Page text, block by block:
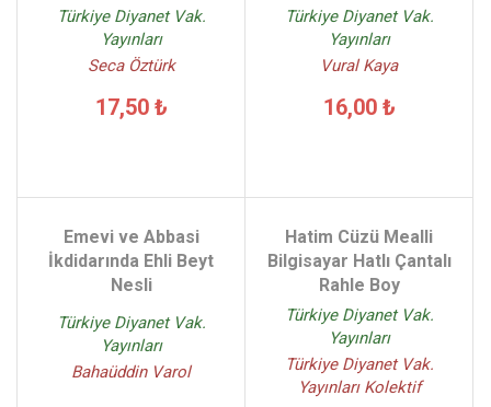
Türkiye Diyanet Vak.
Yayınları
Seca Öztürk
17,50 ₺
Türkiye Diyanet Vak.
Yayınları
Vural Kaya
16,00 ₺
Emevi ve Abbasi
İkdidarında Ehli Beyt
Nesli
Türkiye Diyanet Vak.
Yayınları
Bahaüddin Varol
Hatim Cüzü Mealli
Bilgisayar Hatlı Çantalı
Rahle Boy
Türkiye Diyanet Vak.
Yayınları
Türkiye Diyanet Vak.
Yayınları Kolektif